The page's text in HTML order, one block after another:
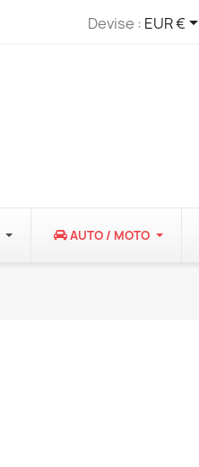
Devise : EUR €
AUTO / MOTO